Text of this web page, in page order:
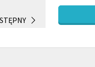
może
“Nauka